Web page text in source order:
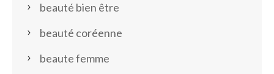
beauté bien être
beauté coréenne
beaute femme